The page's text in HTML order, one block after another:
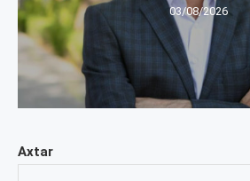
Axtar
03/08/2026